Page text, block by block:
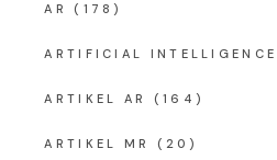
AR (178)
ARTIFICIAL INTELLIGENCE
ARTIKEL AR (164)
ARTIKEL MR (20)